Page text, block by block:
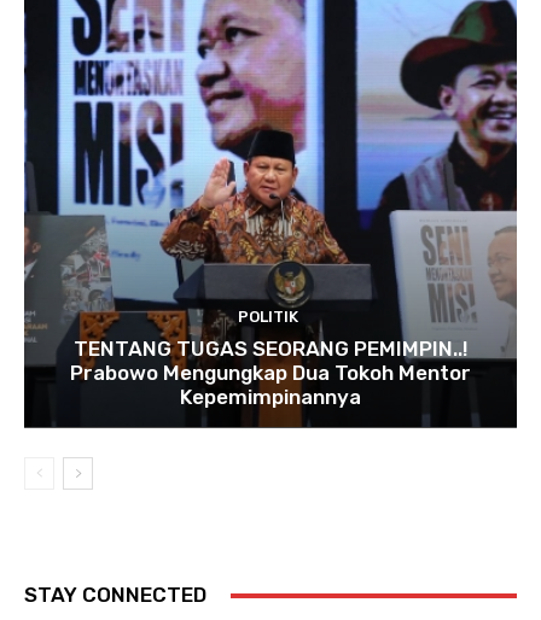
POLITIK
TENTANG TUGAS SEORANG PEMIMPIN..!
Prabowo Mengungkap Dua Tokoh Mentor
Kepemimpinannya
STAY CONNECTED